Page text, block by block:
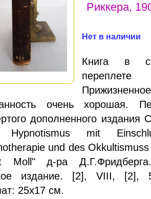
Риккера,
Нет в наличии
Книга в
очень хорошая.
дополненного издания
Hypnotismus mit
und des
Moll" д-ра
издание. [2], VIII, [2],
25x17 см.